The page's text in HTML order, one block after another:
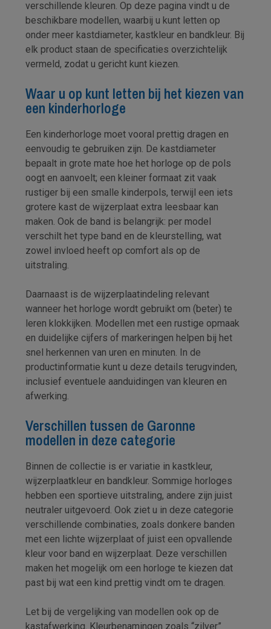
verschillende kleuren. Op deze pagina vindt u de
beschikbare modellen, waarbij u kunt letten op
onder meer kastdiameter, kastkleur en bandkleur. Bij
elk product staan de specificaties overzichtelijk
vermeld, zodat u gericht kunt kiezen.
Waar u op kunt letten bij het kiezen van
een kinderhorloge
Een kinderhorloge moet vooral prettig dragen en
eenvoudig te gebruiken zijn. De kastdiameter
bepaalt in grote mate hoe het horloge op de pols
oogt en aanvoelt; een kleiner formaat zit vaak
rustiger bij een smalle kinderpols, terwijl een iets
grotere kast de wijzerplaat extra leesbaar kan
maken. Ook de band is belangrijk: per model
verschilt het type band en de kleurstelling, wat
zowel invloed heeft op comfort als op de
uitstraling.
Daarnaast is de wijzerplaatindeling relevant
wanneer het horloge wordt gebruikt om (beter) te
leren klokkijken. Modellen met een rustige opmaak
en duidelijke cijfers of markeringen helpen bij het
snel herkennen van uren en minuten. In de
productinformatie kunt u deze details terugvinden,
inclusief eventuele aanduidingen van kleuren en
afwerking.
Verschillen tussen de Garonne
modellen in deze categorie
Binnen de collectie is er variatie in kastkleur,
wijzerplaatkleur en bandkleur. Sommige horloges
hebben een sportieve uitstraling, andere zijn juist
neutraler uitgevoerd. Ook ziet u in deze categorie
verschillende combinaties, zoals donkere banden
met een lichte wijzerplaat of juist een opvallende
kleur voor band en wijzerplaat. Deze verschillen
maken het mogelijk om een horloge te kiezen dat
past bij wat een kind prettig vindt om te dragen.
Let bij de vergelijking van modellen ook op de
kastafwerking. Kleurbenamingen zoals “zilver”